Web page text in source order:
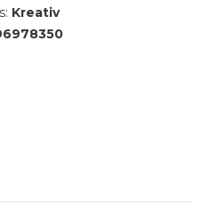
Kreativ